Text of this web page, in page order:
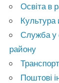
Освіта в
Культура
Служба у
району
Поштові